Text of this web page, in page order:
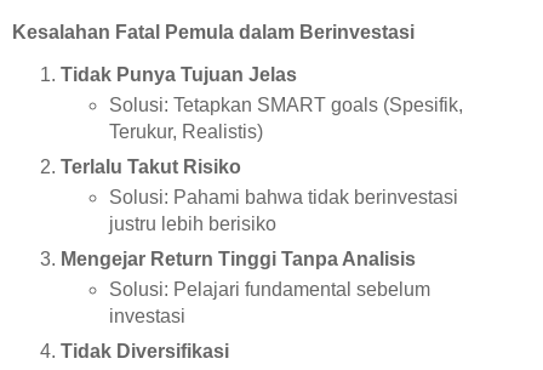
Kesalahan Fatal Pemula dalam Berinvestasi
Tidak Punya Tujuan Jelas
Solusi: Tetapkan SMART goals (Spesifik,
Terukur, Realistis)
Terlalu Takut Risiko
Solusi: Pahami bahwa tidak berinvestasi
justru lebih berisiko
Mengejar Return Tinggi Tanpa Analisis
Solusi: Pelajari fundamental sebelum
investasi
Tidak Diversifikasi